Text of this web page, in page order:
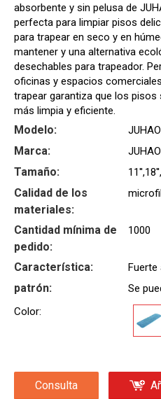
absorbente y sin pelusa de
perfecta para limpiar pisos
para trapear en seco y en
mantener y una alternativa
desechables para trapeador.
oficinas y espacios
trapear garantiza que los
más limpia y eficiente.
Modelo:
Marca: JUHAO
Tamaño:
Calidad de los
materiales:
Cantidad mínima de
pedido:
1000
Característica: Fuerte
patrón:
Se
Color:
Consulta